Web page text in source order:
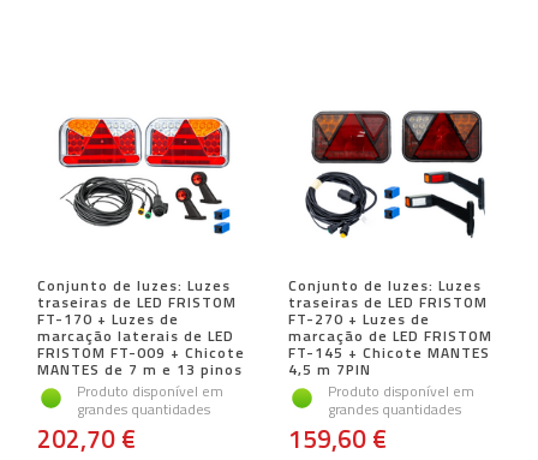
Conjunto de luzes: Luzes
traseiras de LED FRISTOM
FT-170 + Luzes de
marcação laterais de LED
FRISTOM FT-009 + Chicote
MANTES de 7 m e 13 pinos
Produto disponível em
grandes quantidades
202,70 €
Conjunto de luzes: Luzes
traseiras de LED FRISTOM
FT-270 + Luzes de
marcação de LED FRISTOM
FT-145 + Chicote MANTES
4,5 m 7PIN
Produto disponível em
grandes quantidades
159,60 €